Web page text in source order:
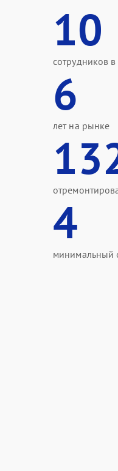
10
сотрудников в
6
лет на рынке
4
минимальный